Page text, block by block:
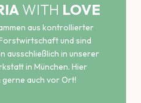
WITH LOVE
aus kontrollierter
und sind
ausschließlich in unserer
in München. Hier
auch vor Ort!